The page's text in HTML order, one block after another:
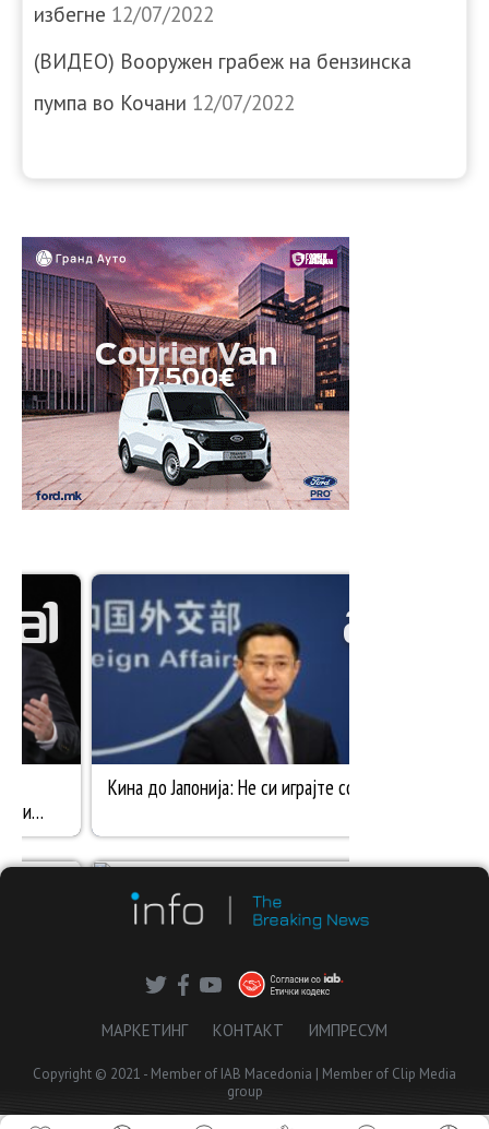
избегне 12/07/2022
(ВИДЕО) Вооружен грабеж на бензинска
пумпа во Кочани 12/07/2022
МАРКЕТИНГ КОНТАКТ ИМПРЕСУМ
Copyright © 2021 - Member of IAB Macedonia | Member of Clip Media
group